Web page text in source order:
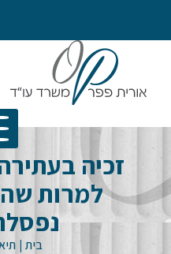
זכיה
למרות
בית |